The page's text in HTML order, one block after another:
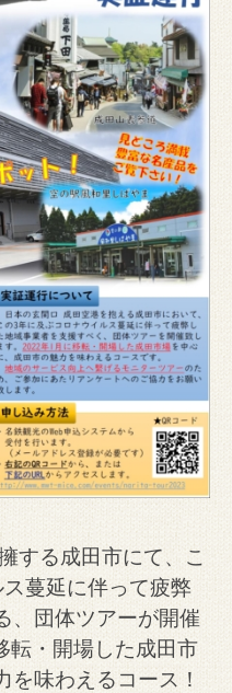
する成田市にて、こ
蔓延に伴って疲弊
、団体ツアーが開催
転・開場した成田市
を味わえるコース！